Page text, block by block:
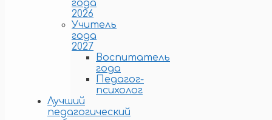
года
2026
Учитель
года
2027
Воспитатель
года
Педагог-
психолог
Лучший
педагогический